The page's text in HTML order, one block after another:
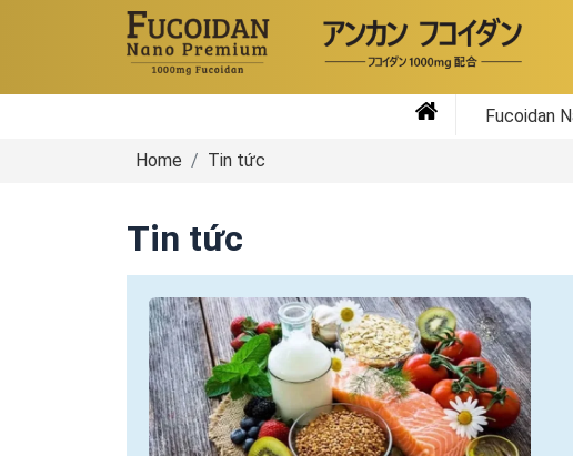
Fucoidan
Home Tin tức
Tin tức